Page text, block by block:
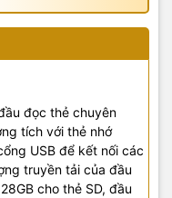
đọc thẻ chuyên
tích với thẻ nhớ
USB để kết nối các
truyền tải của đầu
cho thẻ SD, đầu